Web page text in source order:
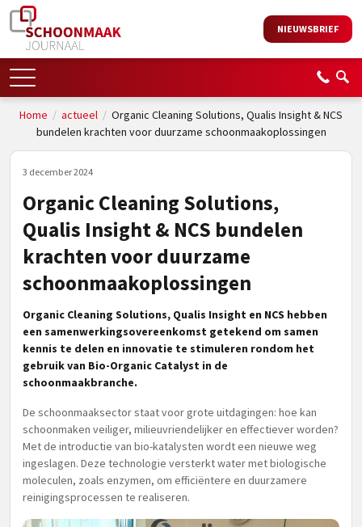
NIEUWSBRIEF
Home / actueel / Organic Cleaning Solutions, Qualis Insight & NCS
bundelen krachten voor duurzame schoonmaakoplossingen
3 december 2024
Organic Cleaning Solutions,
Qualis Insight & NCS bundelen
krachten voor duurzame
schoonmaakoplossingen
Organic Cleaning Solutions, Qualis Insight en NCS hebben
een samenwerkingsovereenkomst getekend om samen
kennis te delen en innovatie te stimuleren rondom het
gebruik van Bio-Organic Catalyst in de
schoonmaakbranche.
De schoonmaaksector staat voor grote uitdagingen: hoe kan
schoonmaken veiliger, milieuvriendelijker en effectiever worden?
Met de introductie van bio-katalysten wordt een nieuwe weg
ingeslagen. Deze technologie versterkt water met biologische
moleculen, zoals enzymen, om efficiëntere en duurzamere
reinigingsprocessen te realiseren.